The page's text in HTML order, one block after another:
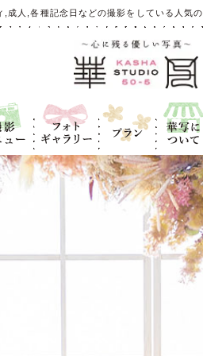
成人,各種記念日などの撮影をしている人気の
ニュ
フォトギャラ
リー
プラン
華写につい
て